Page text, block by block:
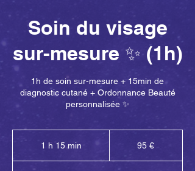
Soin du visage
sur-mesure ✨ (1h)
1h de soin sur-mesure + 15min de
diagnostic cutané + Ordonnance Beauté
personnalisée ✨
1 h 15 min 95 €